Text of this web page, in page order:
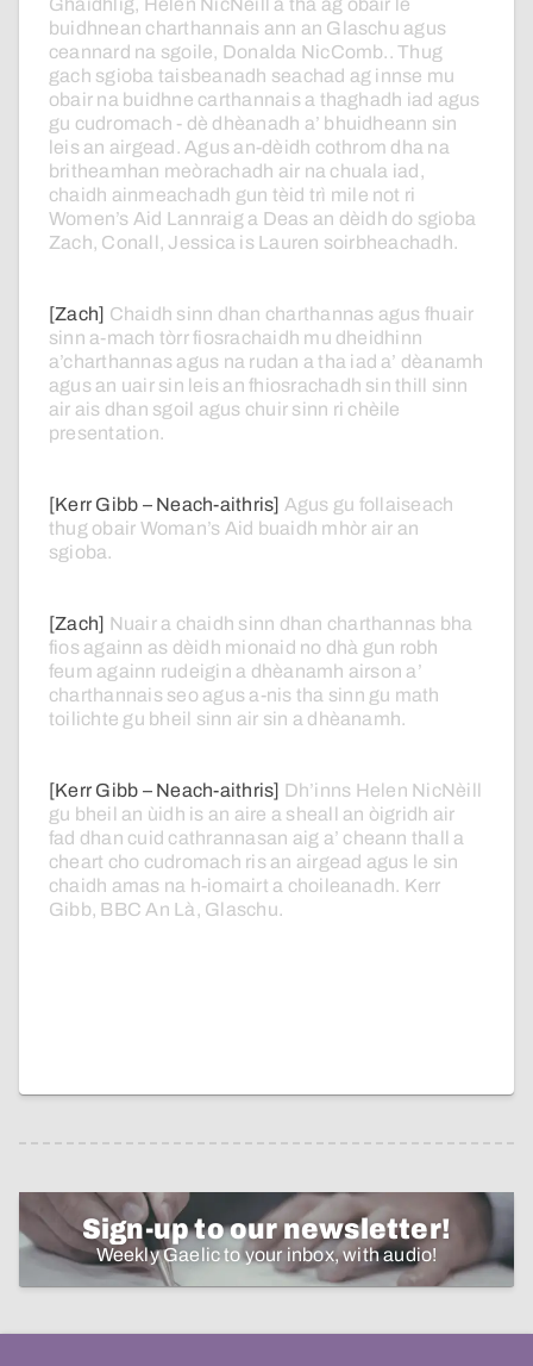
buidhnean charthannais ann an Glaschu agus
ceannard na sgoile, Donalda NicComb.. Thug
gach sgioba taisbeanadh seachad ag innse mu
obair na buidhne carthannais a thaghadh iad agus
gu cudromach - dè dhèanadh a’ bhuidheann sin
leis an airgead. Agus an-dèidh cothrom dha na
britheamhan meòrachadh air na chuala iad,
chaidh ainmeachadh gun tèid trì mile not ri
Women’s Aid Lannraig a Deas an dèidh do sgioba
Zach, Conall, Jessica is Lauren soirbheachadh.
[Zach] Chaidh sinn dhan charthannas agus fhuair
sinn a-mach tòrrfiosrachaidh mu dheidhinn
a’charthannas agus na rudan a tha iad a’ dèanamh
agus an uair sin leis an fhiosrachadh sin thill
sinn
air ais dhan sgoil agus chuir sinn ri chèile
presentation.
[Kerr Gibb – Neach-aithris] Agus gu follaiseach
thug obair Woman’s Aid buaidh mhòr air an
sgioba.
[Zach] Nuair a chaidh sinn dhan charthannas bha
fios againn as dèidh mionaid no dhà gun robh
feum againn rudeigin a dhèanamh airson a’
charthannais seo agus a-nis tha sinn gu math
toilichte gu bheil sinn air sin a dhèanamh.
[Kerr Gibb – Neach-aithris] Dh’inns Helen NicNèill
gu bheil an ùidh is an aire a sheall an òigridh air
fad dhan cuid cathrannasan aig a’ cheann thall
a
cheart cho cudromach ris an airgead agus le sin
chaidh amas na h-iomairt a choileanadh. Kerr
Gibb, BBC An Là, Glaschu.
Sign-up to our newsletter!
Weekly Gaelic to your inbox, with audio!